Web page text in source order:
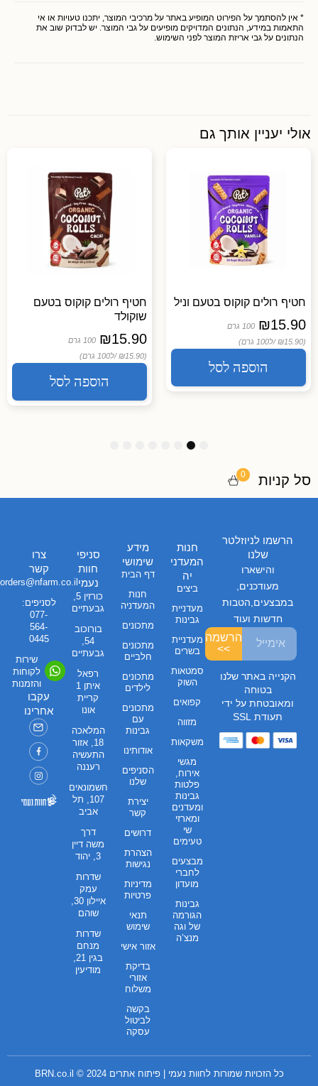
* אין להסתמך על הפירוט המופיע באתר על מרכיבי המוצר, יתכנו טעויות או אי
התאמות במידע, הנתונים המדויקים מופיעים על גבי המוצר. יש לבדוק שוב את
הנתונים על גבי אריזת המוצר לפני השימוש.
אולי יעניין אותך גם
חטיף רולים קוקוס בטעם וניל
₪15.90
100 גרם
(₪15.90 /
ל100 גרם)
הוספה לסל
חטיף רולים קוקוס בטעם
שוקולד
₪15.90
100 גרם
(₪15.90 /
ל100 גרם)
הוספה לסל
סל קניות 0
חנות
המעדני
יה
ביצים
מעדניית
גבינות
מעדניית
בשרים
סמטאות
השוק
קפואים
מזווה
משקאות
מגשי
אירוח,
פלטות
גבינות
ומעדנים
ומארזי
שי
טעימים
מבצעים
לחברי
מועדון
גבינות
הגורמה
של וגה
מנצ’ה
מידע
שימושי
דף הבית
חנות
המעדניה
מתכונים
מתכונים
חלביים
מתכונים
לילדים
מתכונים
עם
גבינות
אודותינו
הסניפים
שלנו
יצירת
קשר
דרושים
הצהרת
נגישות
מדיניות
פרטיות
תנאי
שימוש
אזור אישי
בדיקת
אזורי
משלוח
בקשה
לביטול
עסקה
סניפי
חוות
נעמי
כורזין 5,
גבעתיים
בורוכוב
54,
גבעתיים
רפאל
איתן 1
קריית
אונו
המלאכה
18, אזור
התעשיה
רעננה
חשמונאים
107, תל
אביב
דרך
משה דיין
3, יהוד
שדרות
עמק
שוהם
שדרות
מנחם
מודיעין
צרו
קשר
orders@nfarm.co.il
לסניפים:
077-
564-
0445
שירות
לקוחות
והזמנות
עקבו
אחרינו
הרשמו לניוזלטר
שלנו
והישארו
מעודכנים,
במבצעים,הטבות
חדשות ועוד
הרשמה
>>
הקנייה באתר שלנו
בטוחה
ומאובטחת על ידי
תעודת SSL
כל הזכויות שמורות לחוות נעמי | פיתוח אתרים 2024 © BRN.co.il